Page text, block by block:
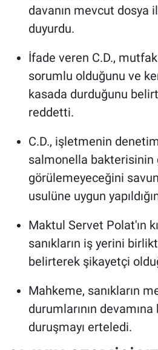
davanın mevcut dosya
duyurdu.
İfade veren C.D.,
sorumlu olduğunu ve
kasada durduğunu
reddetti.
C.D., işletmenin
salmonella bakterisinin
görülemeyeceğini
usulüne uygun
Maktul Servet Polat'ın
sanıkların iş yerini
belirterek şikayetçi
Mahkeme, sanıkların
durumlarının
duruşmayı erteledi.